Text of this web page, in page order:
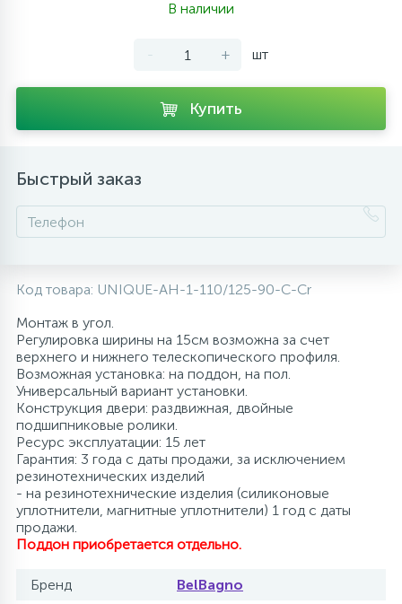
Душевые системы
В наличии
- + шт
Купить
Быстрый заказ
Код товара: UNIQUE-AH-1-110/125-90-C-Cr
Монтаж в угол.
Регулировка ширины на 15см возможна за счет
верхнего и нижнего телескопического профиля.
Возможная установка: на поддон, на пол.
Универсальный вариант установки.
Конструкция двери: раздвижная, двойные
подшипниковые ролики.
Ресурс эксплуатации: 15 лет
Гарантия: 3 года с даты продажи, за исключением
резинотехнических изделий
- на резинотехнические изделия (силиконовые
уплотнители, магнитные уплотнители) 1 год с даты
продажи.
Поддон приобретается отдельно.
Бренд BelBagno